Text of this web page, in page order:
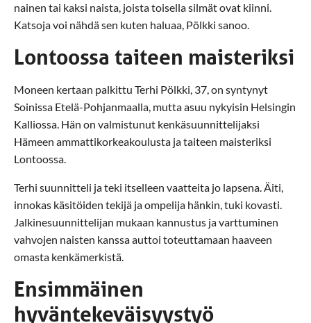
nainen tai kaksi naista, joista toisella silmät ovat kiinni.
Katsoja voi nähdä sen kuten haluaa, Pölkki sanoo.
Lontoossa taiteen maisteriksi
Moneen kertaan palkittu Terhi Pölkki, 37, on syntynyt
Soinissa Etelä-Pohjanmaalla, mutta asuu nykyisin Helsingin
Kalliossa. Hän on valmistunut kenkäsuunnittelijaksi
Hämeen ammattikorkeakoulusta ja taiteen maisteriksi
Lontoossa.
Terhi suunnitteli ja teki itselleen vaatteita jo lapsena. Äiti,
innokas käsitöiden tekijä ja ompelija hänkin, tuki kovasti.
Jalkinesuunnittelijan mukaan kannustus ja varttuminen
vahvojen naisten kanssa auttoi toteuttamaan haaveen
omasta kenkämerkistä.
Ensimmäinen
hyväntekeväisyystyö